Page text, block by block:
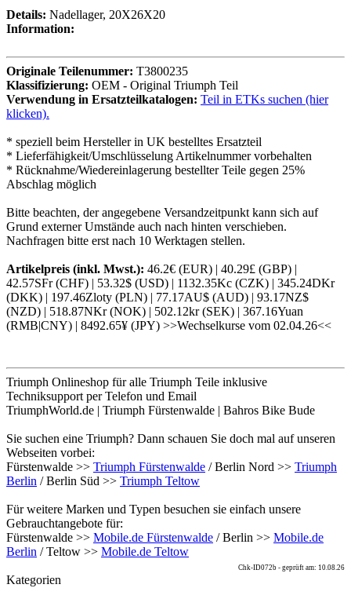
Details: Nadellager, 20X26X20
Information:
Originale Teilenummer: T3800235
Klassifizierung: OEM - Original Triumph Teil
Verwendung in Ersatzteilkatalogen: Teil in ETKs suchen (hier
klicken).
* speziell beim Hersteller in UK bestelltes Ersatzteil
* Lieferfähigkeit/Umschlüsselung Artikelnummer vorbehalten
* Rücknahme/Wiedereinlagerung bestellter Teile gegen 25%
Abschlag möglich
Bitte beachten, der angegebene Versandzeitpunkt kann sich auf
Grund externer Umstände auch nach hinten verschieben.
Nachfragen bitte erst nach 10 Werktagen stellen.
Artikelpreis (inkl. Mwst.): 46.2€ (EUR) | 40.29£ (GBP) |
42.57SFr (CHF) | 53.32$ (USD) | 1132.35Kc (CZK) | 345.24DKr
(DKK) | 197.46Zloty (PLN) | 77.17AU$ (AUD) | 93.17NZ$
(NZD) | 518.87NKr (NOK) | 502.12kr (SEK) | 367.16Yuan
(RMB|CNY) | 8492.65¥ (JPY) >>Wechselkurse vom 02.04.26<<
Triumph Onlineshop für alle Triumph Teile inklusive
Techniksupport per Telefon und Email
TriumphWorld.de | Triumph Fürstenwalde | Bahros Bike Bude
Sie suchen eine Triumph? Dann schauen Sie doch mal auf unseren
Webseiten vorbei:
Fürstenwalde >> Triumph Fürstenwalde / Berlin Nord >> Triumph
Berlin / Berlin Süd >> Triumph Teltow
Für weitere Marken und Typen besuchen sie einfach unsere
Gebrauchtangebote für:
Fürstenwalde >> Mobile.de Fürstenwalde / Berlin >> Mobile.de
Berlin / Teltow >> Mobile.de Teltow
Chk-ID072b - geprüft am: 10.08.26
Kategorien